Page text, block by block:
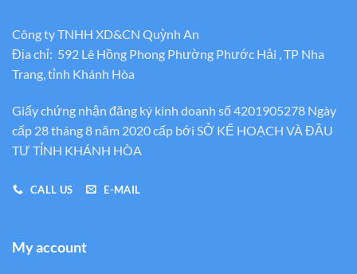
Công ty TNHH XD&CN Quỳnh An
Địa chỉ: 592 Lê Hồng Phong Phường Phước Hải , TP Nha
Trang, tỉnh Khánh Hòa
Giấy chứng nhận đăng ký kinh doanh số 4201905278 Ngày
cấp 28 tháng 8 năm 2020 cấp bới SỞ KẾ HOẠCH VÀ ĐẦU
TƯ TỈNH KHÁNH HÒA
CALL US E-MAIL
My account